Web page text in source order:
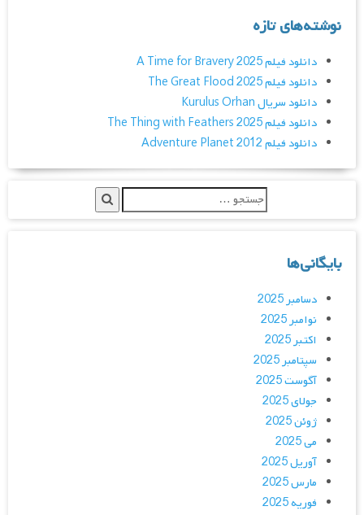
نوشته‌های تازه
دانلود فیلم A Time for Bravery 2025
دانلود فیلم The Great Flood 2025
دانلود سریال Kurulus Orhan
دانلود فیلم The Thing with Feathers 2025
دانلود فیلم Adventure Planet 2012
بایگانی‌ها
دسامبر 2025
نوامبر 2025
اکتبر 2025
سپتامبر 2025
آگوست 2025
جولای 2025
ژوئن 2025
می 2025
آوریل 2025
مارس 2025
فوریه 2025